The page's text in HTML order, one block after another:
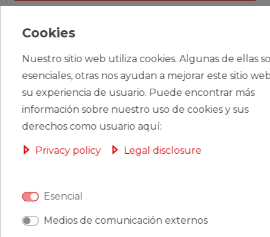
CERES::TEMPLATE.SINGLEITEMWISHLIST
Ceres::Template.singleItemFootnote1 Ceres::Template.singleItemInclVAT
Ceres::Template.singleItemExclusive
CERES::TEMPLATE.SINGLEITEMDESCRIPTION
Cookies
Nuestro sitio web utiliza cookies. Algunas de ellas
esenciales, otras nos ayudan a mejorar este sitio
su experiencia de usuario. Puede encontrar más
información sobre nuestro uso de cookies y sus
derechos como usuario aquí:
Privacy policy Legal disclosure
Esencial
Medios de comunicación externos